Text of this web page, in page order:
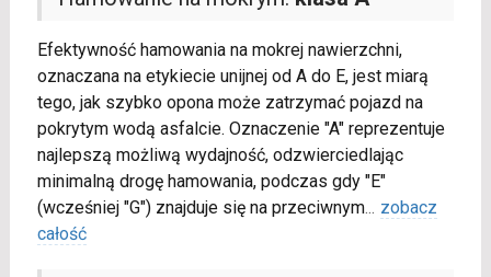
Efektywność hamowania na mokrej nawierzchni,
oznaczana na etykiecie unijnej od A do E, jest miarą
tego, jak szybko opona może zatrzymać pojazd na
pokrytym wodą asfalcie. Oznaczenie "A" reprezentuje
najlepszą możliwą wydajność, odzwierciedlając
minimalną drogę hamowania, podczas gdy "E"
(wcześniej "G") znajduje się na przeciwnym... zobacz
całość